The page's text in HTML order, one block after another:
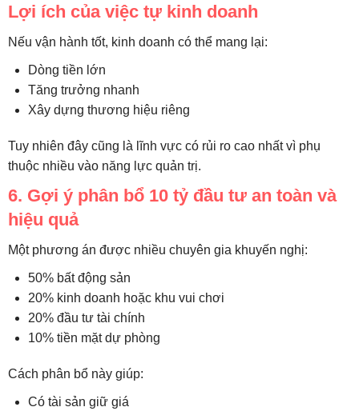
Lợi ích của việc tự kinh doanh
Nếu vận hành tốt, kinh doanh có thể mang lại:
Dòng tiền lớn
Tăng trưởng nhanh
Xây dựng thương hiệu riêng
Tuy nhiên đây cũng là lĩnh vực có rủi ro cao nhất vì phụ
thuộc nhiều vào năng lực quản trị.
6. Gợi ý phân bổ 10 tỷ đầu tư an toàn và
hiệu quả
Một phương án được nhiều chuyên gia khuyến nghị:
50% bất động sản
20% kinh doanh hoặc khu vui chơi
20% đầu tư tài chính
10% tiền mặt dự phòng
Cách phân bổ này giúp:
Có tài sản giữ giá